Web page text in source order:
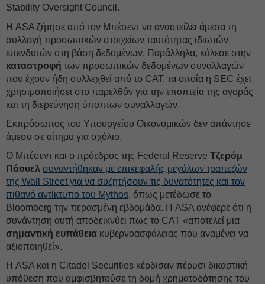
Stability Oversight Council.
Η ASA ζήτησε από τον Μπέσεντ να αναστείλει άμεσα τη
συλλογή προσωπικών στοιχείων ταυτότητας ιδιωτών
επενδυτών στη βάση δεδομένων. Παράλληλα, κάλεσε στην
καταστροφή των προσωπικών δεδομένων συναλλαγών
που έχουν ήδη συλλεχθεί από το CAT, τα οποία η SEC έχει
χρησιμοποιήσει στο παρελθόν για την εποπτεία της αγοράς
και τη διερεύνηση ύποπτων συναλλαγών.
Εκπρόσωπος του Υπουργείου Οικονομικών δεν απάντησε
άμεσα σε αίτημα για σχόλιο.
Ο Μπέσεντ και ο πρόεδρος της Federal Reserve Τζερόμ
Πάουελ συναντήθηκαν με επικεφαλής μεγάλων τραπεζών
της Wall Street για να συζητήσουν τις δυνατότητες και τον
πιθανό αντίκτυπο του Mythos, όπως μετέδωσε το
Bloomberg την περασμένη εβδομάδα. Η ASA ανέφερε ότι η
συνάντηση αυτή αποδεικνύει πως το CAT «αποτελεί μια
σημαντική ευπάθεια κυβερνοασφάλειας που αναμένει να
αξιοποιηθεί».
Η ASA και η Citadel Securities κέρδισαν πέρυσι δικαστική
υπόθεση που αμφισβητούσε τη δομή χρηματοδότησης του